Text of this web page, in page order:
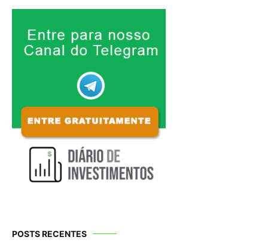
POSTS RECENTES